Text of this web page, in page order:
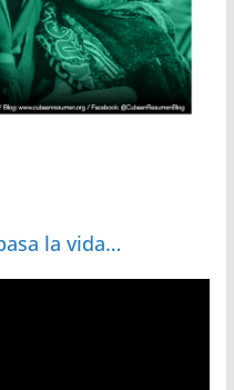
la vida…